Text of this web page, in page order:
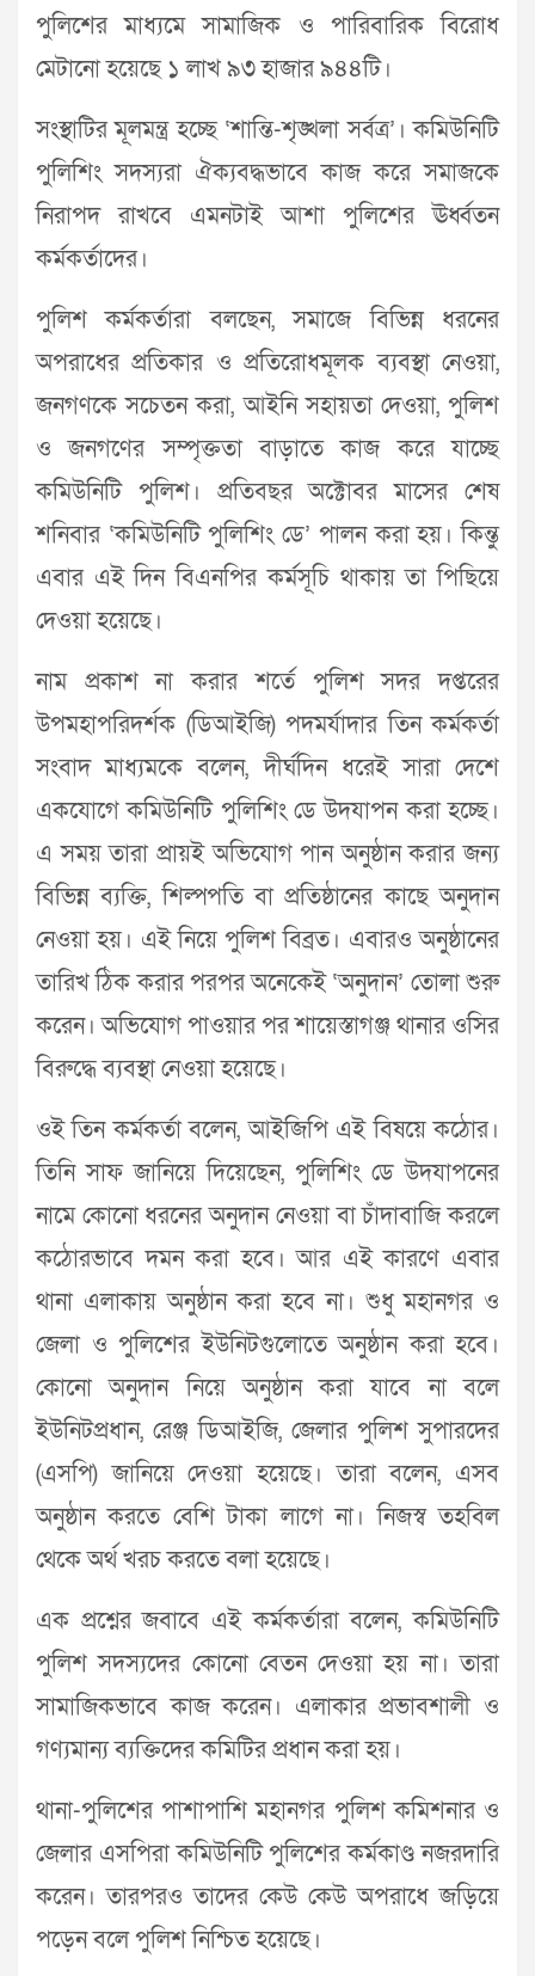
পুলিশের মাধ্যমে সামাজিক ও পারিবারিক বিরোধ
মেটানো হয়েছে ১ লাখ ৯৩ হাজার ৯৪৪টি।
সংস্থাটির মূলমন্ত্র হচ্ছে ‘শান্তি-শৃঙ্খলা সর্বত্র’। কমিউনিটি
পুলিশিং সদস্যরা ঐক্যবদ্ধভাবে কাজ করে সমাজকে
নিরাপদ রাখবে এমনটাই আশা পুলিশের ঊর্ধ্বতন
কর্মকর্তাদের।
পুলিশ কর্মকর্তারা বলছেন, সমাজে বিভিন্ন ধরনের
অপরাধের প্রতিকার ও প্রতিরোধমূলক ব্যবস্থা নেওয়া,
জনগণকে সচেতন করা, আইনি সহায়তা দেওয়া, পুলিশ
ও জনগণের সম্পৃক্ততা বাড়াতে কাজ করে যাচ্ছে
কমিউনিটি পুলিশ। প্রতিবছর অক্টোবর মাসের শেষ
শনিবার ‘কমিউনিটি পুলিশিং ডে’ পালন করা হয়। কিন্তু
এবার এই দিন বিএনপির কর্মসূচি থাকায় তা পিছিয়ে
দেওয়া হয়েছে।
নাম প্রকাশ না করার শর্তে পুলিশ সদর দপ্তরের
উপমহাপরিদর্শক (ডিআইজি) পদমর্যাদার তিন কর্মকর্তা
সংবাদ মাধ্যমকে বলেন, দীর্ঘদিন ধরেই সারা দেশে
একযোগে কমিউনিটি পুলিশিং ডে উদযাপন করা হচ্ছে।
এ সময় তারা প্রায়ই অভিযোগ পান অনুষ্ঠান করার জন্য
বিভিন্ন ব্যক্তি, শিল্পপতি বা প্রতিষ্ঠানের কাছে অনুদান
নেওয়া হয়। এই নিয়ে পুলিশ বিব্রত। এবারও অনুষ্ঠানের
তারিখ ঠিক করার পরপর অনেকেই ‘অনুদান’ তোলা শুরু
করেন। অভিযোগ পাওয়ার পর শায়েস্তাগঞ্জ থানার ওসির
বিরুদ্ধে ব্যবস্থা নেওয়া হয়েছে।
ওই তিন কর্মকর্তা বলেন, আইজিপি এই বিষয়ে কঠোর।
তিনি সাফ জানিয়ে দিয়েছেন, পুলিশিং ডে উদযাপনের
নামে কোনো ধরনের অনুদান নেওয়া বা চাঁদাবাজি করলে
কঠোরভাবে দমন করা হবে। আর এই কারণে এবার
থানা এলাকায় অনুষ্ঠান করা হবে না। শুধু মহানগর ও
জেলা ও পুলিশের ইউনিটগুলোতে অনুষ্ঠান করা হবে।
কোনো অনুদান নিয়ে অনুষ্ঠান করা যাবে না বলে
ইউনিটপ্রধান, রেঞ্জ ডিআইজি, জেলার পুলিশ সুপারদের
(এসপি) জানিয়ে দেওয়া হয়েছে। তারা বলেন, এসব
অনুষ্ঠান করতে বেশি টাকা লাগে না। নিজস্ব তহবিল
থেকে অর্থ খরচ করতে বলা হয়েছে।
এক প্রশ্নের জবাবে এই কর্মকর্তারা বলেন, কমিউনিটি
পুলিশ সদস্যদের কোনো বেতন দেওয়া হয় না। তারা
সামাজিকভাবে কাজ করেন। এলাকার প্রভাবশালী ও
গণ্যমান্য ব্যক্তিদের কমিটির প্রধান করা হয়।
থানা-পুলিশের পাশাপাশি মহানগর পুলিশ কমিশনার ও
জেলার এসপিরা কমিউনিটি পুলিশের কর্মকাণ্ড নজরদারি
করেন। তারপরও তাদের কেউ কেউ অপরাধে জড়িয়ে
পড়েন বলে পুলিশ নিশ্চিত হয়েছে।